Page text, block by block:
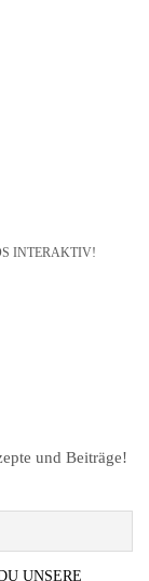
INTERAKTIV!
und Beiträge!
UNSERE